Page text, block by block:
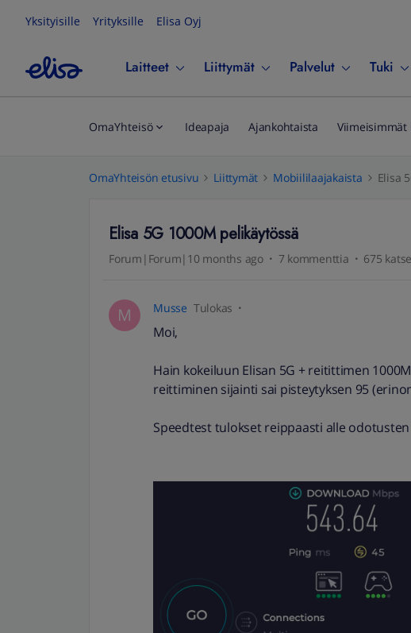
Yksityisille Yrityksille Elisa Oyj
Laitteet Liittymät Palvelut Tuki
OmaYhteisö Ideapaja Ajankohtaista Viimeisimmät
OmaYhteisön etusivu Liittymät Mobiililaajakaista Elisa
Elisa 5G 1000M pelikäytössä
Forum|Forum|10 months ago 7 kommenttia 675
M Musse Tulokas
Moi,
Hain kokeiluun Elisan 5G + reitittimen
reittiminen sijainti sai pisteytyksen 95
Speedtest tulokset reippaasti alle odotusten